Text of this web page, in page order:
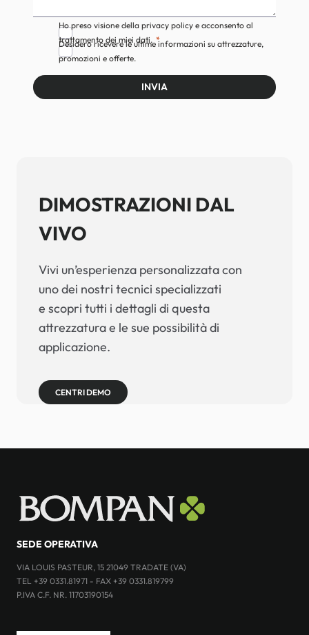
Ho preso visione della privacy policy e acconsento al
trattamento dei miei dati.
Desidero ricevere le ultime informazioni su attrezzature,
promozioni e offerte.
INVIA
DIMOSTRAZIONI DAL
VIVO
Vivi un’esperienza personalizzata con
uno dei nostri tecnici specializzati
e scopri tutti i dettagli di questa
attrezzatura e le sue possibilità di
applicazione.
CENTRI DEMO
SEDE OPERATIVA
VIA LOUIS PASTEUR, 15 21049 TRADATE (VA)
TEL +39 0331.81971 - FAX +39 0331.819799
P.IVA C.F. NR. 11703190154